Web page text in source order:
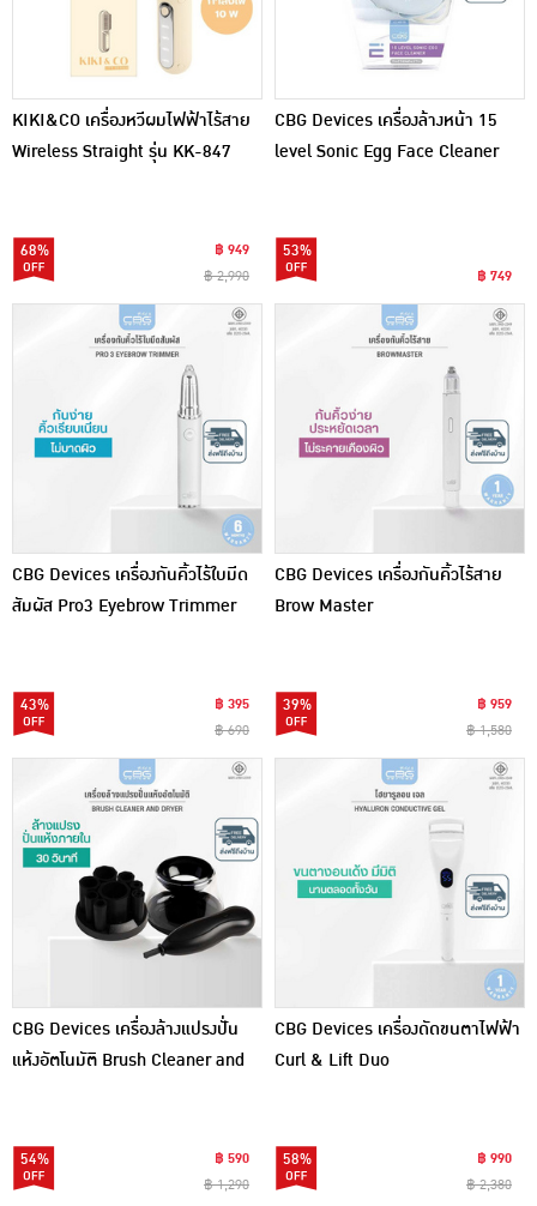
KIKI&CO เครื่องหวีผมไฟฟ้าไร้สาย
Wireless Straight รุ่น KK-847
68%
฿ 949
฿ 2,990
CBG Devices เครื่องล้างหน้า 15
level Sonic Egg Face Cleaner
53%
฿ 749
CBG Devices เครื่องกันคิ้วไร้ใบมีด
สัมผัส Pro3 Eyebrow Trimmer
43%
฿ 395
฿ 690
CBG Devices เครื่องกันคิ้วไร้สาย
Brow Master
39%
฿ 959
฿ 1,580
CBG Devices เครื่องล้างแปรงปั่น
แห้งอัตโนมัติ Brush Cleaner and
54%
฿ 590
฿ 1,290
CBG Devices เครื่องดัดขนตาไฟฟ้า
Curl & Lift Duo
58%
฿ 990
฿ 2,380